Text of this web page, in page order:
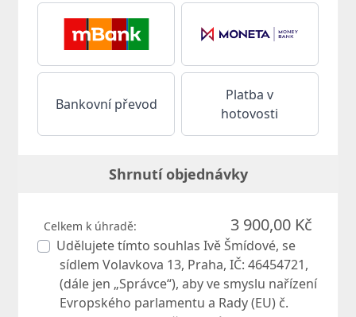
Bankovní převod
Platba v
hotovosti
Shrnutí objednávky
Celkem k úhradě: 3 900,00 Kč
Udělujete tímto souhlas Ivě Šmídové, se
sídlem Volavkova 13, Praha, IČ: 46454721,
(dále jen „Správce“), aby ve smyslu nařízení
Evropského parlamentu a Rady (EU) č.